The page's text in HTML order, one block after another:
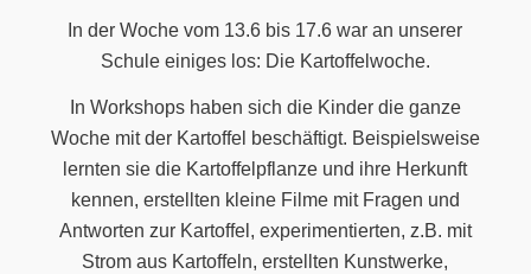
In der Woche vom 13.6 bis 17.6 war an unserer
Schule einiges los: Die Kartoffelwoche.
In Workshops haben sich die Kinder die ganze
Woche mit der Kartoffel beschäftigt. Beispielsweise
lernten sie die Kartoffelpflanze und ihre Herkunft
kennen, erstellten kleine Filme mit Fragen und
Antworten zur Kartoffel, experimentierten, z.B. mit
Strom aus Kartoffeln, erstellten Kunstwerke,